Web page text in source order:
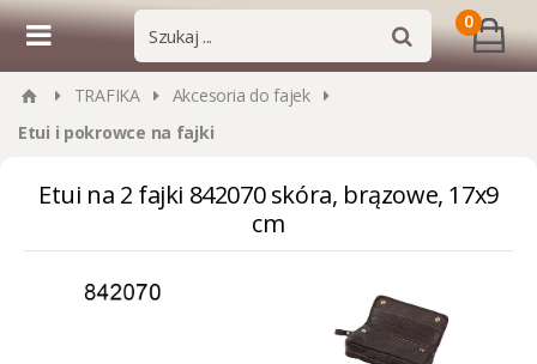
0
TRAFIKA
Akcesoria do fajek
Etui i pokrowce na fajki
Etui na 2 fajki 842070 skóra, brązowe, 17x9
cm